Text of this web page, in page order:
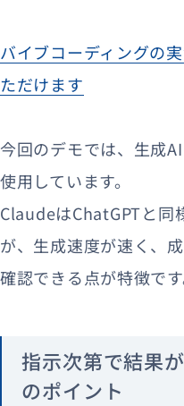
バイブコーディングの
ただけます
今回のデモでは、生成
使用しています。
ClaudeはChatGPTと同
が、生成速度が速く、
確認できる点が特徴です
指示次第で結果
のポイント